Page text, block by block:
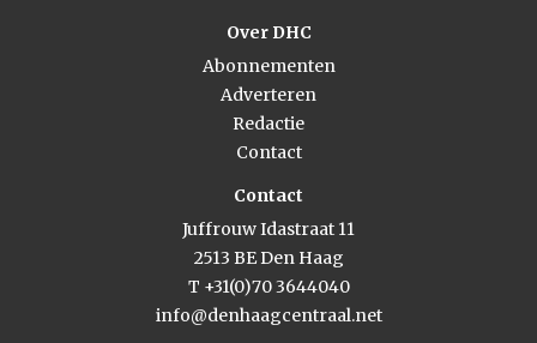
Over DHC
Abonnementen
Adverteren
Redactie
Contact
Contact
Juffrouw Idastraat 11
2513 BE Den Haag
T +31(0)70 3644040
info@denhaagcentraal.net